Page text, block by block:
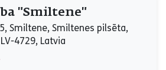
- 18:00
- 18:00
- 18:00
- 18:00
"Smiltene"
Smiltene, Smiltenes pilsēta,
4729, Latvia